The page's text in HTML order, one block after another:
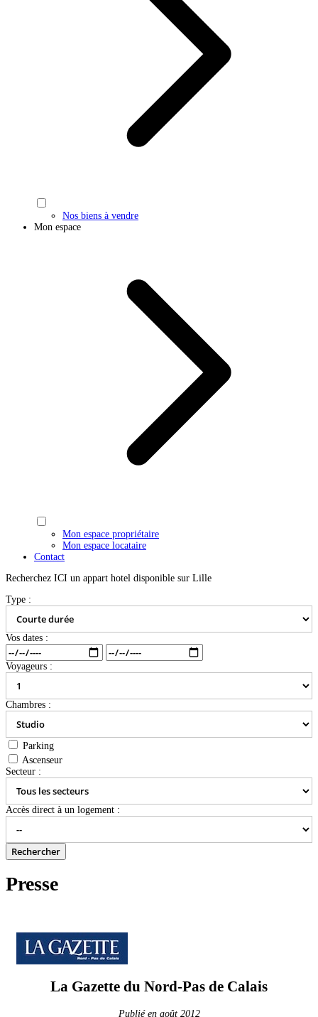
Nos biens à vendre
Mon espace
Mon espace propriétaire
Mon espace locataire
Contact
Recherchez ICI un appart hotel disponible sur Lille
Type :
Vos dates :
Voyageurs :
Chambres :
Parking
Ascenseur
Secteur :
Accès direct à un logement :
Presse
La Gazette du Nord-Pas de Calais
Publié en août 2012